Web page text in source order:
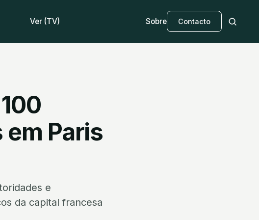
Ver (TV) Sobre Contacto
Paris
e
da capital francesa